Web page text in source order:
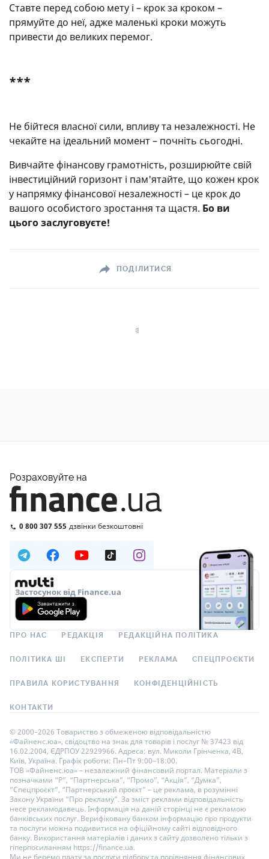
Ставте перед собою мету і – крок за кроком –
прямуйте до неї, адже маленькі кроки можуть
привести до великих перемог.
***
Не бійтеся власної сили, впливу та незалежності. Не
чекайте на ідеальний момент – почніть сьогодні.
Вивчайте фінансову грамотність, розширюйте свій
інвестиційний горизонт і пам'ятайте, що кожен крок
у напрямку фінансової незалежності – це крок до
вашого особистого зростання та щастя. Бо ви
цього заслуговуєте!
ПОДІЛИТИСЯ
Розраховуйте на
0 800 307 555 дзвінки безкоштовні
Застосунок від Finance.ua
ПРО НАС РЕДАКЦІЯ РЕДАКЦІЙНА ПОЛІТИКА
ПОЛІТИКА ШІ ЕКСПЕРТИ РЕКЛАМА СПЕЦПРОЄКТИ
ПРАВИЛА КОРИСТУВАННЯ КОНФІДЕНЦІЙНІСТЬ
КОНТАКТИ
© 2000–2026 Товариство з обмеженою відповідальністю
«Файненс.юа», свідоцтво на знак для товарів і послуг № 37423 від
16.02.2004, ЄДРПОУ 22929966. Адреса: вул. Миколи Грінченка, 4В,
Київ, Україна. Графік роботи: Пн–Пт 9:00–18:00.
ТОВ «Файненс.юа» – незалежний фінансовий портал. Матеріали з
позначками “Р”, “Партнерська”, “Промо”, “Акція”, “Думка”,
“Спецпроєкт”, “Партнерський проєкт” – це реклама, в розумінні
Закону України “Про рекламу”. За зміст реклами відповідальність
несе рекламодавець. Інформація на даній сторінці не є рекламою
банківських послуг. Верифіковану банком інформацію про продукти
та послуги можна подивитися на офіційному сайті відповідного
банку. Використання матеріалів і даних з сайту дозволено тільки з
гіперпосиланням https://finance.ua.